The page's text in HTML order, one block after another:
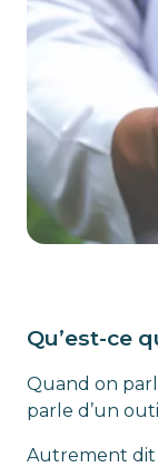
Qu’est-ce
Quand on
parle d’un
Autrement dit